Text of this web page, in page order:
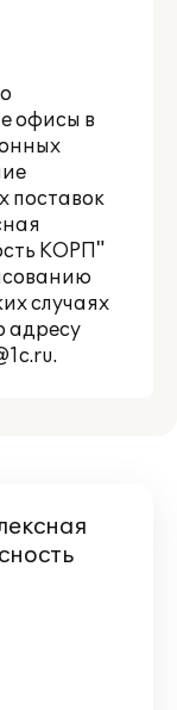
офисы в
поставок
КОРП"
случаях
адресу
.